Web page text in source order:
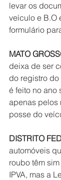
levar os
veículo e B.O
formulário
MATO
deixa de ser
do registro
é feito no ano
apenas pelos
posse do
DISTRITO
automóveis
roubo têm
IPVA, mas a